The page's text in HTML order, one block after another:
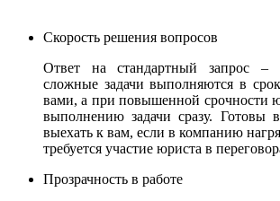
Скорость решения вопросов
Ответ на стандартный запрос –
сложные задачи выполняются в
вами, а при повышенной срочности
выполнению задачи сразу. Готовы
выехать к вам, если в компанию
требуется участие юриста в
Прозрачность в работе